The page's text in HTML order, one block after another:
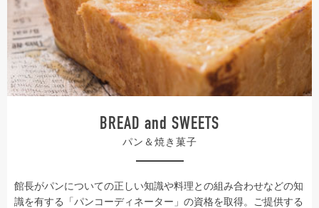
BREAD and SWEETS
パン＆焼き菓子
館長がパンについての正しい知識や料理との組み合わせなどの知
識を有する「パンコーディネーター」の資格を取得。ご提供する